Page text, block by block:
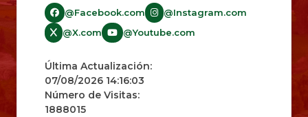
@Facebook.com
@Instagram.com
@X.com
@Youtube.com
Última Actualización:
07/08/2026 14:16:03
Número de Visitas:
1888015